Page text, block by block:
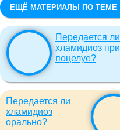
ЕЩЁ МАТЕРИАЛЫ ПО ТЕМЕ
Передается ли
хламидиоз при
поцелуе?
Передается ли
хламидиоз
орально?